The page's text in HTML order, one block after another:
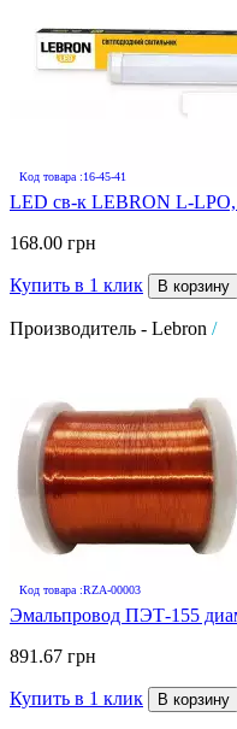
Код товара :16-45-41
LED св-к LEBRON L-
168.00 грн
Купить в 1 клик В корзину
Производитель - Lebron /
Код товара :RZA-00003
Эмальпровод ПЭТ-155
891.67 грн
Купить в 1 клик В корзину